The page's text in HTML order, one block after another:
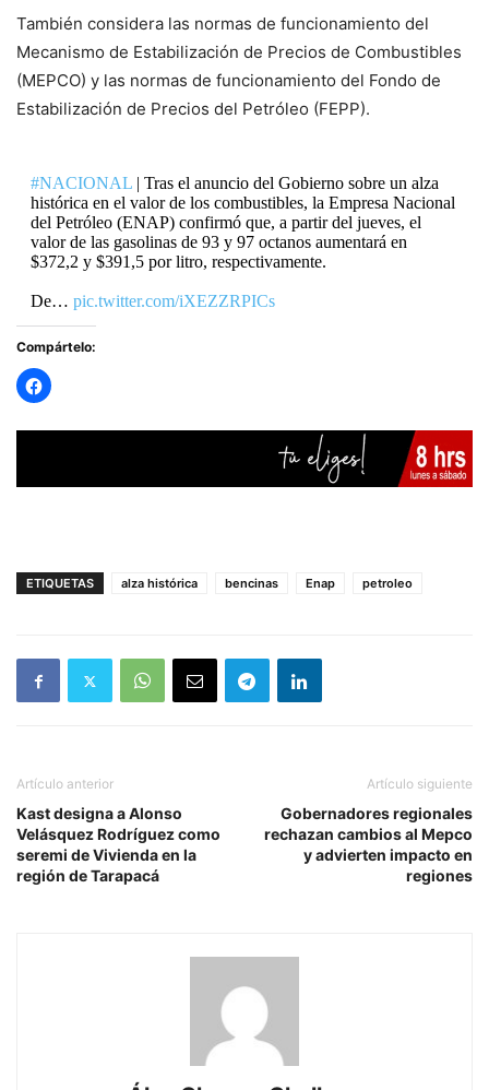
También considera las normas de funcionamiento del
Mecanismo de Estabilización de Precios de Combustibles
(MEPCO) y las normas de funcionamiento del Fondo de
Estabilización de Precios del Petróleo (FEPP).
#NACIONAL| Tras el anuncio del Gobierno sobre un alza
histórica en el valor de los combustibles, la Empresa Nacional
del Petróleo (ENAP) confirmó que, a partir del jueves, el
valor de las gasolinas de 93 y 97 octanos aumentará en
$372,2 y $391,5 por litro, respectivamente.
De… pic.twitter.com/iXEZZRPICs
— RADIO PAULINA (@radiopaulina)
Compártelo:
ETIQUETAS alza histórica bencinas Enap petroleo
Artículo anterior
Kast designa a Alonso
Velásquez Rodríguez como
seremi de Vivienda en la
región de Tarapacá
Artículo siguiente
Gobernadores regionales
rechazan cambios al Mepco
y advierten impacto en
regiones